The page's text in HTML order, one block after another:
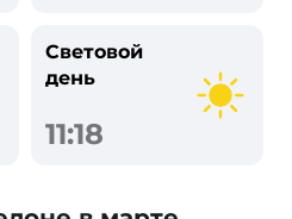
Световой
день
11:18